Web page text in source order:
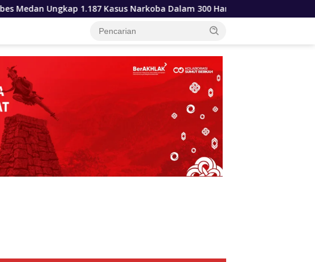
Narkoba Dalam 300 Hari Musnahkan Puluhan Kilogram Barang Bukti